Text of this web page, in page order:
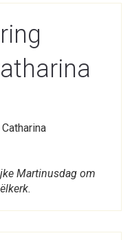
Martinusdag om